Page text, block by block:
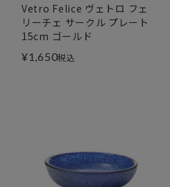
Vetro Felice ヴェトロ フェ
リーチェ サークル プレート
15cm ゴールド
¥1,650税込